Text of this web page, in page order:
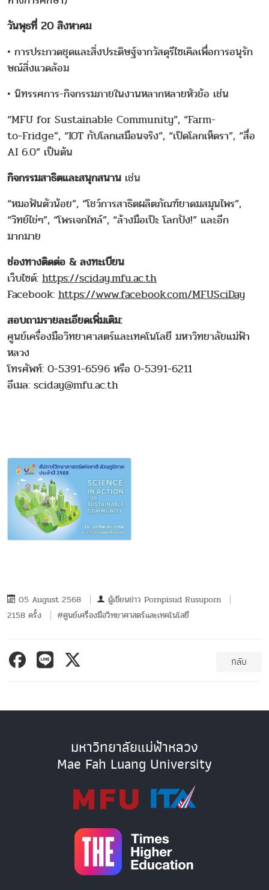
วันพุธที่ 20 สิงหาคม
• การประกวดชุดและสิ่งประดิษฐ์จากวัสดุรีไซเคิลเพื่อการอนุรัก
ษณ์สิ่งแวดล้อม
• นิทรรศการ-กิจกรรมภายในงานหลากหลายหัวข้อ เช่น
“MFU for Sustainable Community”, “Farm-
to‑Fridge”, “IOT กับโลกเสมือนจริง”, “เปิดโลกเห็ดรา”, “สื่อ
AI 6.0” เป็นต้น
กิจกรรมสาธิตและสนุกสนาน เช่น
“หมอฟันตัวน้อย”, “โชว์การสาธิตผลิตภัณฑ์ยาดมสมุนไพร”,
“วิทย์ไข่ๆ”, “โพรเจกไทล์”, “ล้างมือเป๊ะ โลกปัง!” และอีก
มากมาย
ช่องทางติดต่อ & ลงทะเบียน
เว็บไซต์: https://sciday.mfu.ac.th
Facebook: https://www.facebook.com/MFUSciDay
สอบถามรายละเอียดเพิ่มเติม:
ศูนย์เครื่องมือวิทยาศาสตร์และเทคโนโลยี มหาวิทยาลัยแม่ฟ้า
หลวง
โทรศัพท์: 0‑5391‑6596 หรือ 0‑5391‑6211
อีเมล: sciday@mfu.ac.th
05 August 2568 ผู้เขียนข่าว Pornpisud Rusuporn
2158 ครั้ง
#ศูนย์เครื่องมือวิทยาศาสตร์และเทคโนโลยี
กลับ
มหาวิทยาลัยแม่ฟ้าหลวง
Mae Fah Luang University